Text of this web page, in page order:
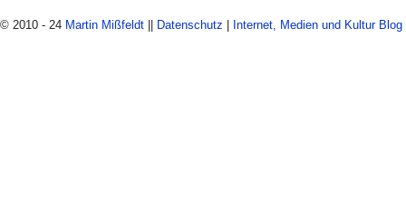
© 2010 - 24 Martin Mißfeldt Datenschutz Internet, Medien und Kultur Blog